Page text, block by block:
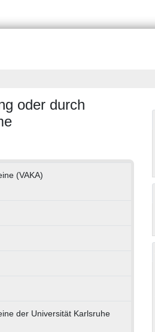
oder durch
(VAKA)
der Universität Karlsruhe